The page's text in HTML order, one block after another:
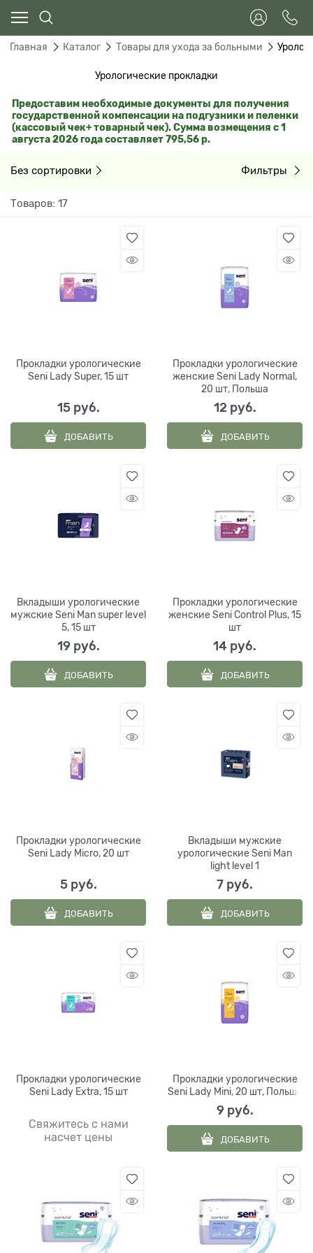
Главная Каталог Товары для ухода за больными
Урологические прокладки
Предоставим необходимые документы для получения
государственной компенсации на подгузники и пеленки
(кассовый чек+ товарный чек).Сумма возмещения с1
августа2026 года составляет 795,56 р.
Без сортировки Фильтры
Товаров: 17
Прокладки урологические
Seni Lady Super, 15 шт
15 руб.
ДОБАВИТЬ
Прокладки урологические
женские Seni Lady Normal,
20 шт, Польша
12 руб.
ДОБАВИТЬ
Вкладыши урологические
мужские Seni Man super level
5, 15 шт
19 руб.
ДОБАВИТЬ
Прокладки урологические
женские Seni Control Plus, 15
шт
14 руб.
ДОБАВИТЬ
Прокладки урологические
Seni Lady Micro, 20 шт
5 руб.
ДОБАВИТЬ
Вкладыши мужские
урологические Seni Man
light level 1
7 руб.
ДОБАВИТЬ
Прокладки урологические
Seni Lady Extra, 15 шт
Свяжитесь с нами
насчет цены
Прокладки урологические
Seni Lady Mini, 20 шт, Польша
9 руб.
ДОБАВИТЬ